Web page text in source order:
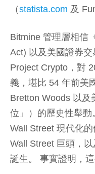
（statista.com 及
Bitmine 管理層相信
Act) 以及美國證券
Project Crypto，對
義，堪比 54 年前美
Bretton Woods 以及
位」）的歷史性舉
Wall Street 現代化
Wall Street 巨頭，
誕生。 事實證明，